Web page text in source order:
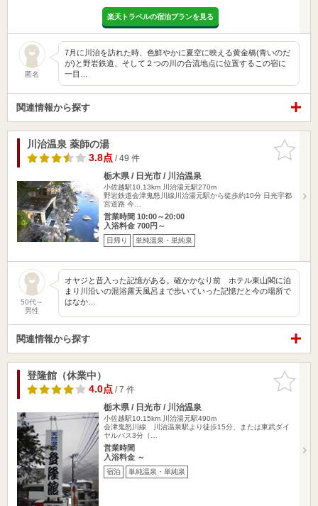
楽天トラベルの宿泊プランを見る
匿名
7月に川治を訪れた時、色鮮やかに夏空に映える黄金橋(青いのだ
が)と野岩鉄道、そして２つの川の合流地点に位置するこの宿に
一目…
関連情報から探す
お気に入
りに追加
川治温泉 薬師の湯
3.8点/ 49 件
栃木県 / 日光市 / 川治温泉
小佐越駅10.13km
川治湯元駅270m
野岩鉄道会津鬼怒川線川治湯元駅から徒歩約10分 日光宇都
宮道路 今…
営業時間 10:00～20:00
入浴料金 700円～
日帰り 単純温泉・単純泉
50代～
男性
オヤジと昔入った記憶がある。確かかなり前 ホテル東山閣に泊
まり川沿いの混浴露天風呂まで歩いていった記憶だと今の場所で
はなか…
関連情報から探す
お気に入
りに追加
登隆館（休業中）
4.0点/ 7 件
栃木県 / 日光市 / 川治温泉
小佐越駅10.15km
川治湯元駅490m
会津鬼怒川線 川治温泉駅より徒歩15分、または東武ダイ
ヤルバス3分（…
営業時間
入浴料金 ～
宿泊 単純温泉・単純泉